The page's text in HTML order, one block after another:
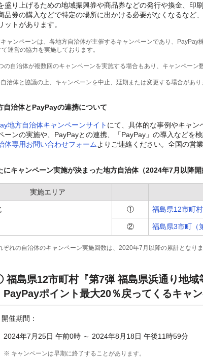
盛り上げるための地域振興券や商品券などの発行や換金、印
品券の購入などで特定の場所に出かける必要がなくなるなど
ットがあります。
ャンペーンは、各地方自治体が主催するキャンペーンであり、PayPay
て運営の協力を実施しております。
の自治体が複数回のキャンペーンを実施する場合もあり、キャンペーン
治体と協議の上、キャンペーンを中止、延期または変更する場合があり
自治体とPayPayの連携について
地方自治体キャンペーンサイト にて、具体的な事例やキャン
ーンの実施や、PayPayとの連携、「PayPay」の導入などを
体専用お問い合わせフォーム よりご連絡ください。全国の営
にキャンペーン実施が決まった地方自治体（2024年7月以降開
実施エリア
① 福島県12市町村
② 福島県3市町（
れの自治体のキャンペーン実施回数は、2020年7月以降の累計となりま
福島県12市町村『第7弾 福島県浜通り地域
PayPayポイント最大20％戻ってくるキャ
開催期間：
2024年7月25日 午前0時 ～ 2024年8月18日 午後11時59分
※ キャンペーンは早期に終了することがあります。